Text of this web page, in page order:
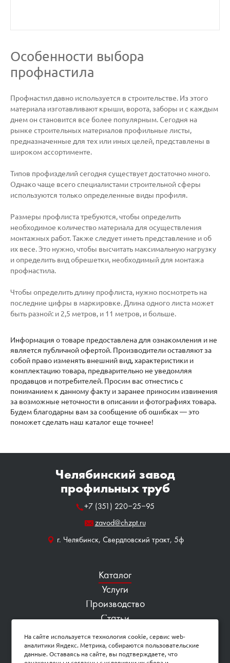
Особенности выбора
профнастила
Профнастил давно используется в строительстве. Из этого
материала изготавливают крыши, ворота, заборы и с каждым
днем он становится все более популярным. Сегодня на
рынке строительных материалов профильные листы,
предназначенные для тех или иных целей, представлены в
широком ассортименте.
Типов профизделий сегодня существует достаточно много.
Однако чаще всего специалистами строительной сферы
используются только определенные виды профиля.
Размеры профлиста требуются, чтобы определить
необходимое количество материала для осуществления
монтажных работ. Также следует иметь представление и об
их весе. Это нужно, чтобы высчитать максимальную нагрузку
и определить вид обрешетки, необходимый для монтажа
профнастила.
Чтобы определить длину профлиста, нужно посмотреть на
последние цифры в маркировке. Длина одного листа может
быть разной: и 2,5 метров, и 11 метров, и больше.
Информация о товаре предоставлена для ознакомления и не
является публичной офертой. Производители оставляют за
собой право изменять внешний вид, характеристики и
комплектацию товара, предварительно не уведомляя
продавцов и потребителей. Просим вас отнестись с
пониманием к данному факту и заранее приносим извинения
за возможные неточности в описании и фотографиях товара.
Будем благодарны вам за сообщение об ошибках — это
поможет сделать наш каталог еще точнее!
Челябинский завод
профильных труб
+7 (351) 220‒25‒95
zavod@chzpt.ru
г. Челябинск, Свердловский тракт, 5ф
Каталог
Услуги
Производство
Статьи
Карта сайта
На сайте используется технология cookie, сервис web-
аналитики Яндекс. Метрика, собираются пользовательские
данные. Оставаясь на сайте, вы подтверждаете, что